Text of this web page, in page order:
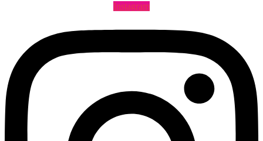
Instagram